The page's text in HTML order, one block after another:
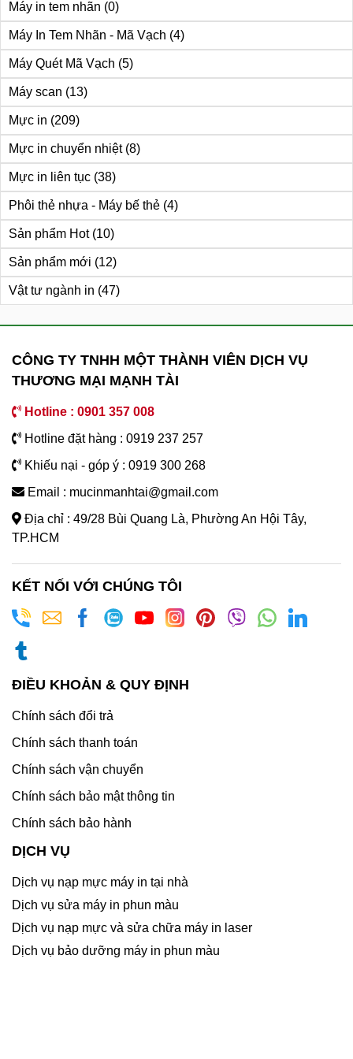
Máy in tem nhãn (0)
Máy In Tem Nhãn - Mã Vạch (4)
Máy Quét Mã Vạch (5)
Máy scan (13)
Mực in (209)
Mực in chuyển nhiệt (8)
Mực in liên tục (38)
Phôi thẻ nhựa - Máy bế thẻ (4)
Sản phẩm Hot (10)
Sản phẩm mới (12)
Vật tư ngành in (47)
CÔNG TY TNHH MỘT THÀNH VIÊN DỊCH VỤ
THƯƠNG MẠI MẠNH TÀI
Hotline : 0901 357 008
Hotline đặt hàng : 0919 237 257
Khiếu nại - góp ý : 0919 300 268
Email : mucinmanhtai@gmail.com
Địa chỉ : 49/28 Bùi Quang Là, Phường An Hội Tây,
TP.HCM
KẾT NỐI VỚI CHÚNG TÔI
ĐIỀU KHOẢN & QUY ĐỊNH
Chính sách đổi trả
Chính sách thanh toán
Chính sách vận chuyển
Chính sách bảo mật thông tin
Chính sách bảo hành
DỊCH VỤ
Dịch vụ nạp mực máy in tại nhà
Dịch vụ sửa máy in phun màu
Dịch vụ nạp mực và sửa chữa máy in laser
Dịch vụ bảo dưỡng máy in phun màu